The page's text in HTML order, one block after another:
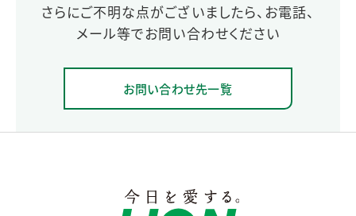
さらにご不明な点がございましたら、お電話、
メール等でお問い合わせください
お問い合わせ先一覧